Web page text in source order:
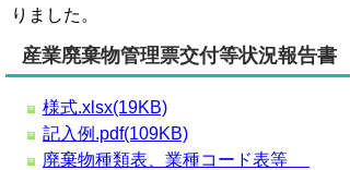
りました。
産業廃棄物管理票交付等状況報告書
様式.xlsx(19KB)
記入例.pdf(109KB)
廃棄物種類表、業種コード表等